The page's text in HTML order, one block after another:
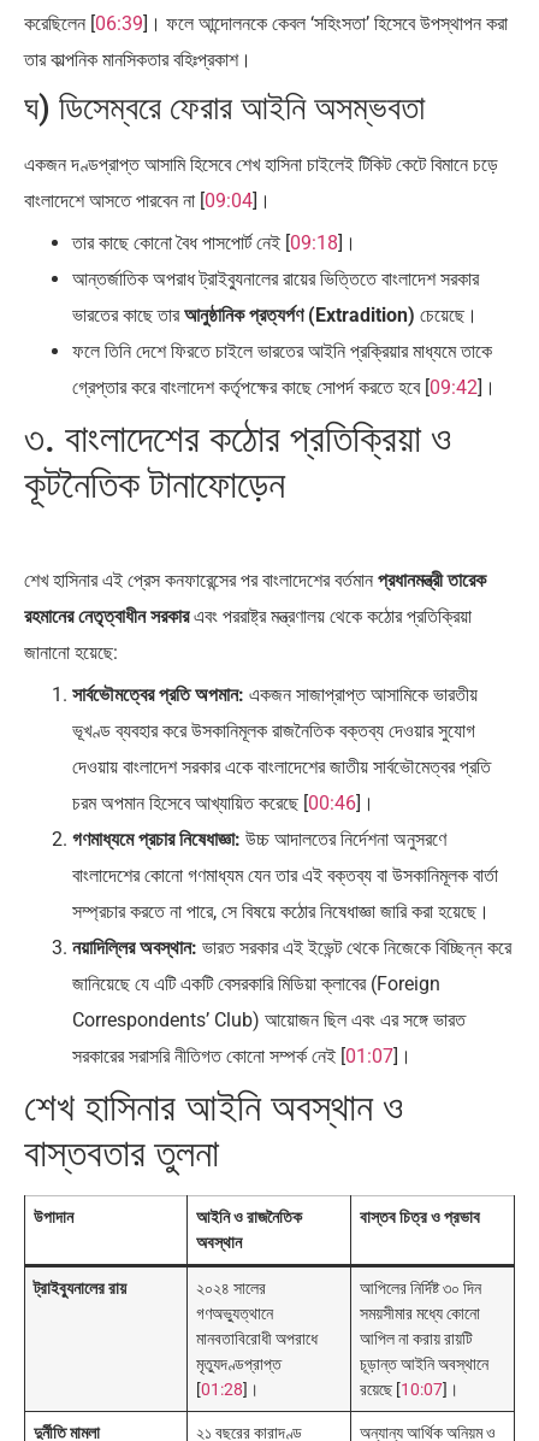
করেছিলেন [06:39]। ফলে আন্দোলনকে কেবল ‘সহিংসতা’ হিসেবে উপস্থাপন করা
তার কাল্পনিক মানসিকতার বহিঃপ্রকাশ।
ঘ) ডিসেম্বরে ফেরার আইনি অসম্ভবতা
একজন দণ্ডপ্রাপ্ত আসামি হিসেবে শেখ হাসিনা চাইলেই টিকিট কেটে বিমানে চড়ে
বাংলাদেশে আসতে পারবেন না [09:04]।
তার কাছে কোনো বৈধ পাসপোর্ট নেই [09:18]।
আন্তর্জাতিক অপরাধ ট্রাইব্যুনালের রায়ের ভিত্তিতে বাংলাদেশ সরকার
ভারতের কাছে তারআনুষ্ঠানিক প্রত্যর্পণ (Extradition) চেয়েছে।
ফলে তিনি দেশে ফিরতে চাইলে ভারতের আইনি প্রক্রিয়ার মাধ্যমে তাকে
গ্রেপ্তার করে বাংলাদেশ কর্তৃপক্ষের কাছে সোপর্দ করতে হবে [09:42]।
৩. বাংলাদেশের কঠোর প্রতিক্রিয়া ও
কূটনৈতিক টানাফোড়েন
শেখ হাসিনার এই প্রেস কনফারেন্সের পর বাংলাদেশের বর্তমান প্রধানমন্ত্রী তারেক
রহমানের নেতৃত্বাধীন সরকারএবং পররাষ্ট্র মন্ত্রণালয় থেকে কঠোর প্রতিক্রিয়া
জানানো হয়েছে:
সার্বভৌমত্বের প্রতি অপমান: একজন সাজাপ্রাপ্ত আসামিকে ভারতীয়
ভূখণ্ড ব্যবহার করে উসকানিমূলক রাজনৈতিক বক্তব্য দেওয়ার সুযোগ
দেওয়ায় বাংলাদেশ সরকার একে বাংলাদেশের জাতীয় সার্বভৌমেত্বর প্রতি
চরম অপমান হিসেবে আখ্যায়িত করেছে [00:46]।
গণমাধ্যমে প্রচার নিষেধাজ্ঞা: উচ্চ আদালতের নির্দেশনা অনুসরণে
বাংলাদেশের কোনো গণমাধ্যম যেন তার এই বক্তব্য বা উসকানিমূলক বার্তা
সম্প্রচার করতে না পারে, সে বিষয়ে কঠোর নিষেধাজ্ঞা জারি করা হয়েছে।
নয়াদিল্লির অবস্থান: ভারত সরকার এই ইভেন্ট থেকে নিজেকে বিচ্ছিন্ন করে
জানিয়েছে যে এটি একটি বেসরকারি মিডিয়া ক্লাবের (Foreign
Correspondents’ Club) আয়োজন ছিল এবং এর সঙ্গে ভারত
সরকারের সরাসরি নীতিগত কোনো সম্পর্ক নেই [01:07]।
শেখ হাসিনার আইনি অবস্থান ও
বাস্তবতার তুলনা
উপাদান
আইনি ও রাজনৈতিক
অবস্থান
বাস্তব চিত্র ও প্রভাব
ট্রাইব্যুনালের রায়
২০২৪ সালের
গণঅভ্যুত্থানে
মানবতাবিরোধী অপরাধে
মৃত্যুদণ্ডপ্রাপ্ত
[01:28]।
আপিলের নির্দিষ্ট ৩০ দিন
সময়সীমার মধ্যে কোনো
আপিল না করায় রায়টি
চূড়ান্ত আইনি অবস্থানে
রয়েছে [10:07]।
দুর্নীতি মামলা
২১ বছরের কারাদণ্ড
অন্যান্য আর্থিক অনিয়ম ও